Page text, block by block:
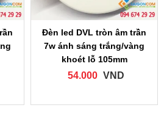
Đèn led DVL tròn âm trần
7w ánh sáng trắng/vàng
khoét lỗ 105mm
54.000 VND